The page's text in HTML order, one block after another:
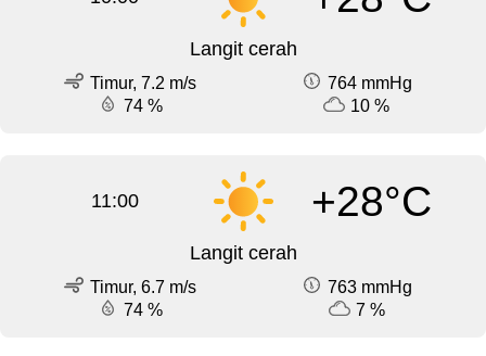
Langit cerah
Timur, 7.2 m/s
764 mmHg
74 %
10 %
11:00 +28°C
Langit cerah
Timur, 6.7 m/s
763 mmHg
74 %
7 %